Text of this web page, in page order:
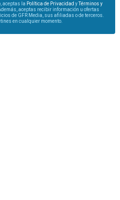
aceptas la Política de Privacidad yTérminos y
aceptas recibir información u ofertas
de GFR Media, sus afiliadas o de terceros.
en cualquier momento.